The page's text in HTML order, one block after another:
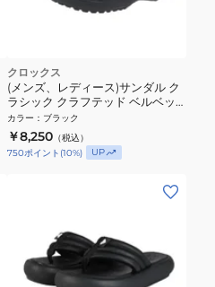
クロックス
(メンズ、レディース)サンダル ク
ラシック クラフテッド ベルベッ
ト クロッグ ブラック 211931-001
カジュアルシューズ
カラー ： ブラック
￥8,250 （税込）
750ポイント (10%) UP